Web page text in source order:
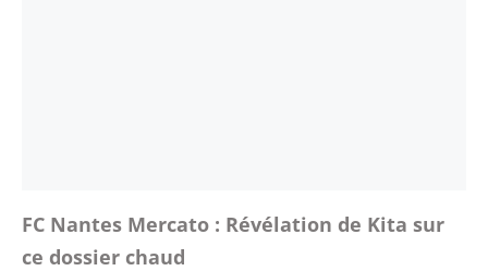
FC Nantes Mercato : Révélation de Kita sur
ce dossier chaud